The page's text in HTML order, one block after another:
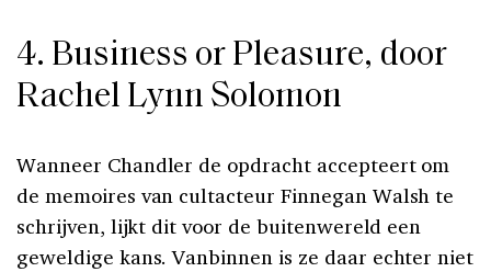
4. Business or Pleasure, door
Rachel Lynn Solomon
Wanneer Chandler de opdracht accepteert om
de memoires van cultacteur Finnegan Walsh te
schrijven, lijkt dit voor de buitenwereld een
geweldige kans. Vanbinnen is ze daar echter niet